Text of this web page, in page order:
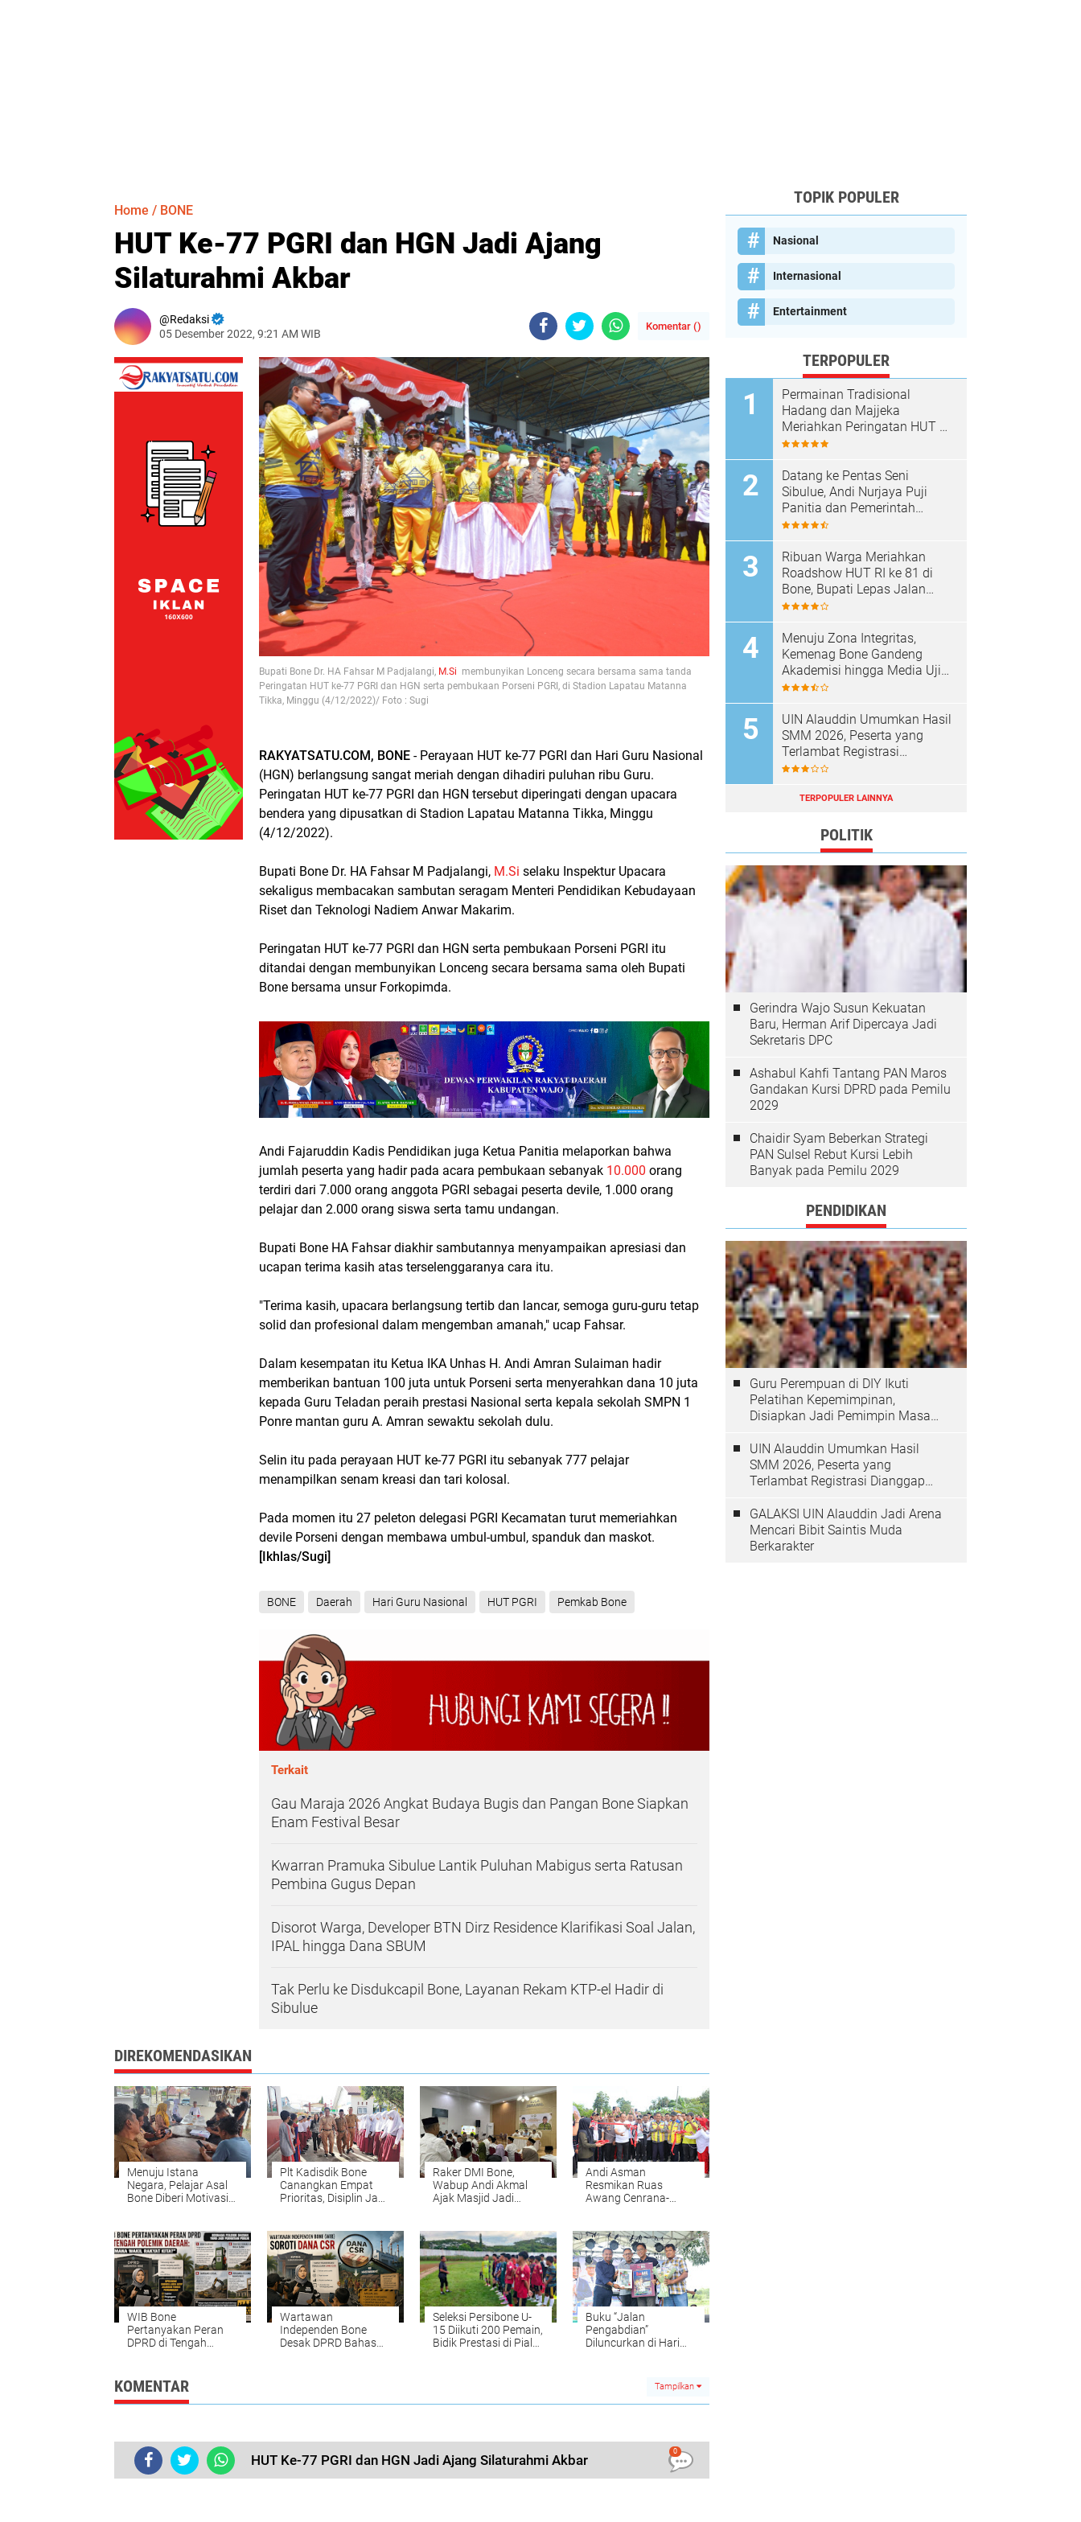
Home / BONE
HUT Ke-77 PGRI dan HGN Jadi Ajang
Silaturahmi Akbar
Redaksi
05 Desember 2022, 9:21 AM WIB
Komentar ()
Bupati Bone Dr. HA Fahsar M Padjalangi, M.Si membunyikan Lonceng secara bersama sama tanda
Peringatan HUT ke-77 PGRI dan HGN serta pembukaan Porseni PGRI, di Stadion Lapatau Matanna
Tikka, Minggu (4/12/2022)/ Foto : Sugi
RAKYATSATU.COM, BONE - Perayaan HUT ke-77 PGRI dan Hari Guru Nasional
(HGN) berlangsung sangat meriah dengan dihadiri puluhan ribu Guru.
Peringatan HUT ke-77 PGRI dan HGN tersebut diperingati dengan upacara
bendera yang dipusatkan di Stadion Lapatau Matanna Tikka, Minggu
(4/12/2022).
Bupati Bone Dr. HA Fahsar M Padjalangi, M.Si selaku Inspektur Upacara
sekaligus membacakan sambutan seragam Menteri Pendidikan Kebudayaan
Riset dan Teknologi Nadiem Anwar Makarim.
Peringatan HUT ke-77 PGRI dan HGN serta pembukaan Porseni PGRI itu
ditandai dengan membunyikan Lonceng secara bersama sama oleh Bupati
Bone bersama unsur Forkopimda.
Andi Fajaruddin Kadis Pendidikan juga Ketua Panitia melaporkan bahwa
jumlah peserta yang hadir pada acara pembukaan sebanyak 10.000 orang
terdiri dari 7.000 orang anggota PGRI sebagai peserta devile, 1.000 orang
pelajar dan 2.000 orang siswa serta tamu undangan.
Bupati Bone HA Fahsar diakhir sambutannya menyampaikan apresiasi dan
ucapan terima kasih atas terselenggaranya cara itu.
"Terima kasih, upacara berlangsung tertib dan lancar, semoga guru-guru tetap
solid dan profesional dalam mengemban amanah," ucap Fahsar.
Dalam kesempatan itu Ketua IKA Unhas H. Andi Amran Sulaiman hadir
memberikan bantuan 100 juta untuk Porseni serta menyerahkan dana 10 juta
kepada Guru Teladan peraih prestasi Nasional serta kepala sekolah SMPN 1
Ponre mantan guru A. Amran sewaktu sekolah dulu.
Selin itu pada perayaan HUT ke-77 PGRI itu sebanyak 777 pelajar
menampilkan senam kreasi dan tari kolosal.
Pada momen itu 27 peleton delegasi PGRI Kecamatan turut memeriahkan
devile Porseni dengan membawa umbul-umbul, spanduk dan maskot.
[Ikhlas/Sugi]
BONE Daerah Hari Guru Nasional HUT PGRI Pemkab Bone
Terkait
Gau Maraja 2026 Angkat Budaya Bugis dan Pangan Bone Siapkan
Enam Festival Besar
Kwarran Pramuka Sibulue Lantik Puluhan Mabigus serta Ratusan
Pembina Gugus Depan
Disorot Warga, Developer BTN Dirz Residence Klarifikasi Soal Jalan,
IPAL hingga Dana SBUM
Tak Perlu ke Disdukcapil Bone, Layanan Rekam KTP-el Hadir di
Sibulue
DIREKOMENDASIKAN
Menuju Istana
Negara, Pelajar Asal
Bone Diberi Motivasi
Plt Kadisdik Bone
Canangkan Empat
Prioritas, Disiplin Jadi
Raker DMI Bone,
Wabup Andi Akmal
Ajak Masjid Jadi
Andi Asman
Resmikan Ruas
Awang Cenrana-
Mudah
WIB Bone
Pertanyakan Peran
DPRD di Tengah
Wartawan
Independen Bone
Desak DPRD Bahas
Seleksi Persibone U-
15 Diikuti 200 Pemain,
Bidik Prestasi di Piala
Buku “Jalan
Pengabdian”
Diluncurkan di Hari
KOMENTAR Tampilkan
HUT Ke-77 PGRI dan HGN Jadi Ajang Silaturahmi Akbar
0
TOPIK POPULER
Nasional
Internasional
Entertainment
TERPOPULER
Permainan Tradisional
Hadang dan Majjeka
Meriahkan Peringatan HUT RI
di Sibulue
Datang ke Pentas Seni
Sibulue, Andi Nurjaya Puji
Panitia dan Pemerintah
Kecamatan
Ribuan Warga Meriahkan
Roadshow HUT RI ke 81 di
Bone, Bupati Lepas Jalan
Santai
Menuju Zona Integritas,
Kemenag Bone Gandeng
Akademisi hingga Media Uji
Standar Pelayanan
UIN Alauddin Umumkan Hasil
SMM 2026, Peserta yang
Terlambat Registrasi
Dianggap Mundur
TERPOPULER LAINNYA
POLITIK
Gerindra Wajo Susun Kekuatan
Baru, Herman Arif Dipercaya Jadi
Sekretaris DPC
Ashabul Kahfi Tantang PAN Maros
Gandakan Kursi DPRD pada Pemilu
2029
Chaidir Syam Beberkan Strategi
PAN Sulsel Rebut Kursi Lebih
Banyak pada Pemilu 2029
PENDIDIKAN
Guru Perempuan di DIY Ikuti
Pelatihan Kepemimpinan,
Disiapkan Jadi Pemimpin Masa
UIN Alauddin Umumkan Hasil
SMM 2026, Peserta yang
Terlambat Registrasi Dianggap
GALAKSI UIN Alauddin Jadi Arena
Mencari Bibit Saintis Muda
Berkarakter